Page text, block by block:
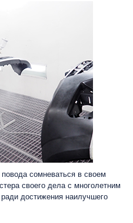
сомневаться в своем
своего дела с многолетним
достижения наилучшего